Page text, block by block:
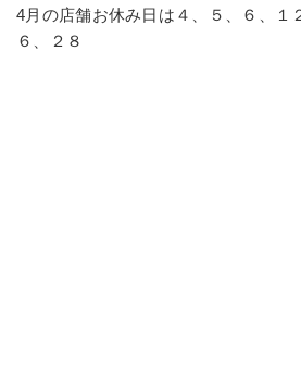
4月の店舗お休み日は４、５、６、１
６、２８